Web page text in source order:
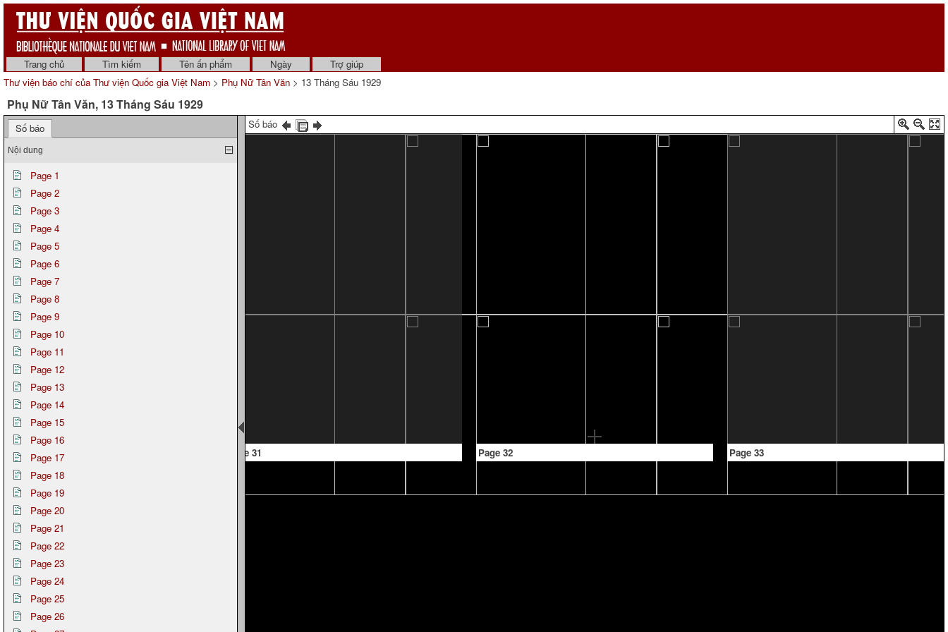
Trang chủ Tìm kiếm Tên ấn phẩm Ngày
Trợ giúp
Thư viện báo chí của Thư viện Quốc gia Việt Nam > Phụ Nữ Tân Văn > 13 Tháng Sáu 1929
Phụ Nữ Tân Văn, 13 Tháng Sáu 1929
Số báo
Nội dung
Page 1
Page 2
Page 3
Page 4
Page 5
Page 6
Page 7
Page 8
Page 9
Page 10
Page 11
Page 12
Page 13
Page 14
Page 15
Page 16
Page 17
Page 18
Page 19
Page 20
Page 21
Page 22
Page 23
Page 24
Page 25
Page 26
Số báo
Page 33
Page 31 Page 32